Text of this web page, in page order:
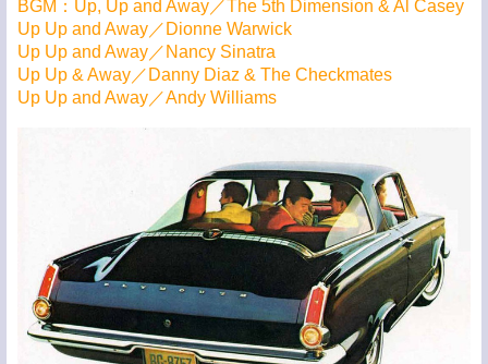
BGM：Up, Up and Away／The 5th Dimension & Al Casey
Up Up and Away／Dionne Warwick
Up Up and Away／Nancy Sinatra
Up Up & Away／Danny Diaz & The Checkmates
Up Up and Away／Andy Williams